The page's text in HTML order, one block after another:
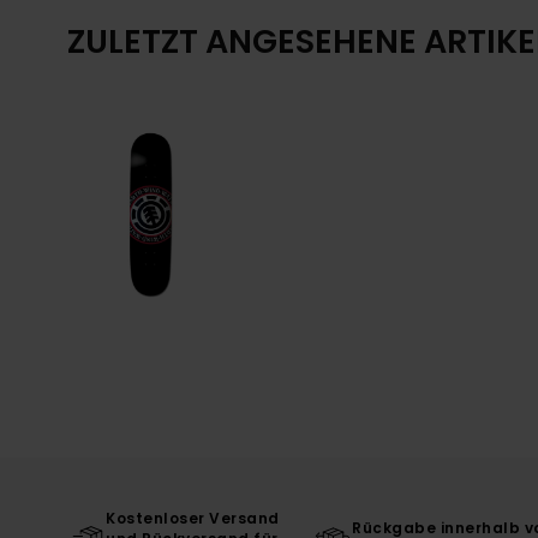
ZULETZT ANGESEHENE
Kostenloser Versand
Rückgabe innerhalb